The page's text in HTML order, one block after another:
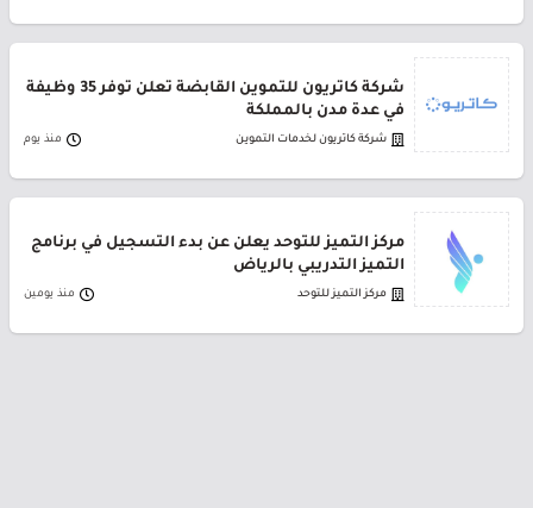
شركة كاتريون للتموين القابضة تعلن توفر 35 وظيفة
في عدة مدن بالمملكة
شركة كاتريون لخدمات التموين منذ يوم
مركز التميز للتوحد يعلن عن بدء التسجيل في برنامج
التميز التدريبي بالرياض
مركز التميز للتوحد منذ يومين